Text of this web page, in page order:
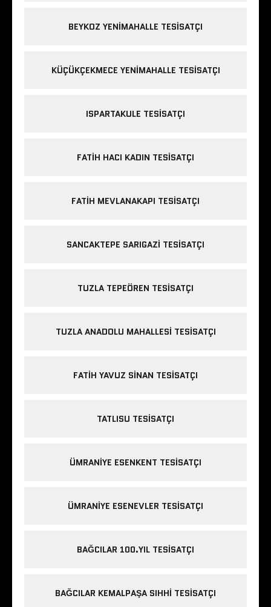
BEYKOZ YENIMAHALLE TESISATÇI
KÜÇÜKÇEKMECE YENIMAHALLE TESISATÇI
ISPARTAKULE TESISATÇI
FATIH HACI KADIN TESISATÇI
FATIH MEVLANAKAPI TESISATÇI
SANCAKTEPE SARIGAZI TESISATÇI
TUZLA TEPEÖREN TESISATÇI
TUZLA ANADOLU MAHALLESI TESISATÇI
FATIH YAVUZ SINAN TESISATÇI
TATLISU TESISATÇI
ÜMRANIYE ESENKENT TESISATÇI
ÜMRANIYE ESENEVLER TESISATÇI
BAĞCILAR 100.YIL TESISATÇI
BAĞCILAR KEMALPAŞA SIHHI TESISATÇI